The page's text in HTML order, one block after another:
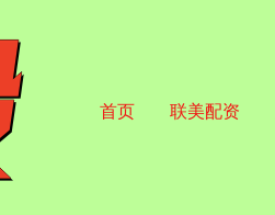
首页 联美配资